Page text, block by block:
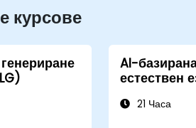
курсове
AI-
естествен
21 Часа